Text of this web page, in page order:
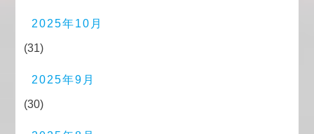
2025年10月
(31)
2025年9月
(30)